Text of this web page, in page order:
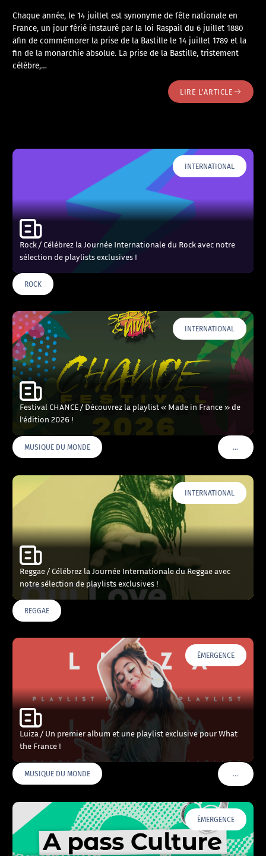
Chaque année, le 14 juillet est synonyme de fête nationale en
France, un jour férié instauré par la loi Raspail du 6 juillet 1880
afin de commémorer la prise de la Bastille le 14 juillet 1789 et la
fin de la monarchie absolue. La prise de la Bastille, tristement
célèbre,…
LIRE L'ARTICLE
INTERNATIONAL
Rock / Célébrez la Journée Internationale du Rock avec notre
sélection de playlists exclusives !
ROCK
INTERNATIONAL
Festival CHANCE / Découvrez la playlist « Made in France » de
l’édition 2026 !
MUSIQUE DU MONDE …VOIR
INTERNATIONAL
Reggae / Célébrez la Journée Internationale du Reggae avec
notre sélection de playlists exclusives !
REGGAE
ÉMERGENCE
Luiza / Un premier album et une playlist exclusive pour What
the France !
MUSIQUE DU MONDE …VOIR
ÉMERGENCE